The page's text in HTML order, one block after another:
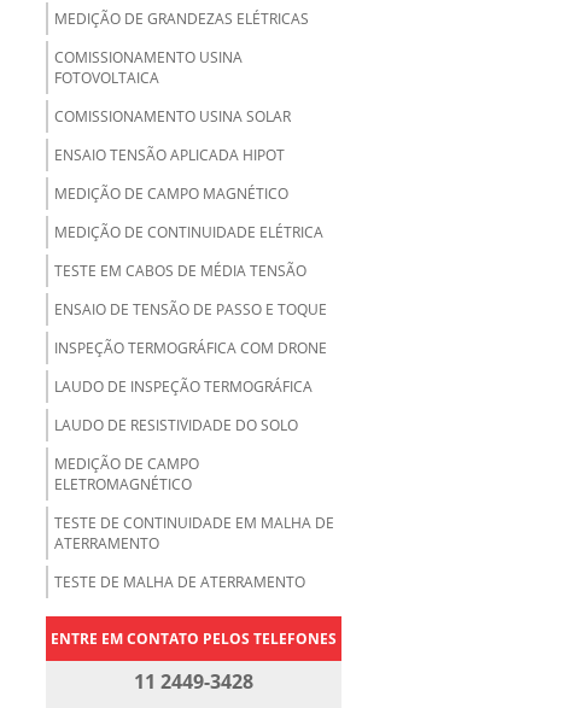
MEDIÇÃO DE GRANDEZAS ELÉTRICAS
COMISSIONAMENTO USINA
FOTOVOLTAICA
COMISSIONAMENTO USINA SOLAR
ENSAIO TENSÃO APLICADA HIPOT
MEDIÇÃO DE CAMPO MAGNÉTICO
MEDIÇÃO DE CONTINUIDADE ELÉTRICA
TESTE EM CABOS DE MÉDIA TENSÃO
ENSAIO DE TENSÃO DE PASSO E TOQUE
INSPEÇÃO TERMOGRÁFICA COM DRONE
LAUDO DE INSPEÇÃO TERMOGRÁFICA
LAUDO DE RESISTIVIDADE DO SOLO
MEDIÇÃO DE CAMPO
ELETROMAGNÉTICO
TESTE DE CONTINUIDADE EM MALHA DE
ATERRAMENTO
TESTE DE MALHA DE ATERRAMENTO
ENTRE EM CONTATO PELOS TELEFONES
11 2449-3428